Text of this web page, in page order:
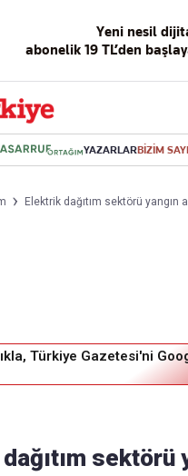
okuma
deneyimi
dijital arşiv
Akıllı haber
asistanı
YAZARLARBİZİM
Elektrik dağıtım sektörü yangın
Türkiye Gazetesi'ni
sektörü